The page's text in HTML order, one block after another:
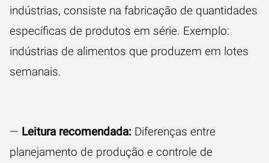
indústrias, consiste na fabricação de quantidades
específicas de produtos em série. Exemplo:
indústrias de alimentos que produzem em lotes
semanais.
— Leitura recomendada: Diferenças entre
planejamento de produção e controle de